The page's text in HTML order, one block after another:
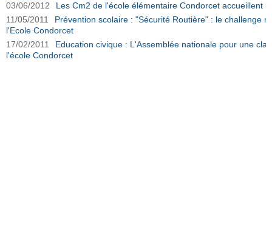
03/06/2012
Les Cm2 de l'école élémentaire Condorcet accueillent
11/05/2011
Prévention scolaire : "Sécurité Routière" : le challenge
l'Ecole Condorcet
17/02/2011
Education civique : L'Assemblée nationale pour une
l'école Condorcet